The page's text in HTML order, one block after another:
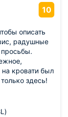
10
описать
радушные
кровати был
здесь!